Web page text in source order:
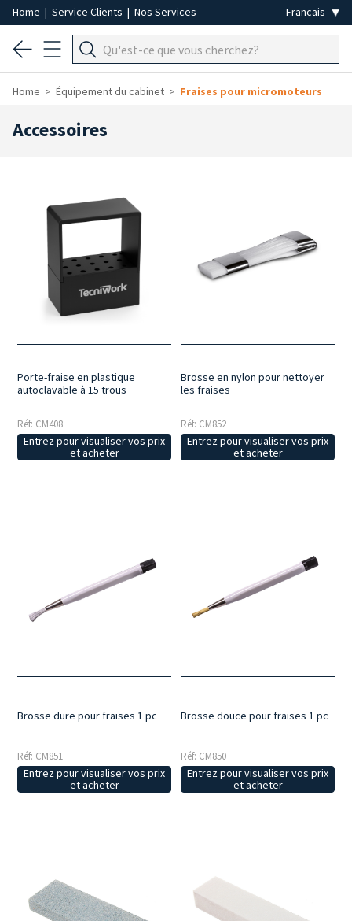
Home | Service Clients | Nos Services
Home Équipement du cabinet Fraises pour micromoteurs
Accessoires
Porte-fraise en plastique
autoclavable à 15 trous
Réf: CM408
Entrez pour visualiser vos prix
et acheter
Brosse en nylon pour nettoyer
les fraises
Réf: CM852
Entrez pour visualiser vos prix
et acheter
Brosse dure pour fraises 1 pc
Réf: CM851
Entrez pour visualiser vos prix
et acheter
Brosse douce pour fraises 1 pc
Réf: CM850
Entrez pour visualiser vos prix
et acheter